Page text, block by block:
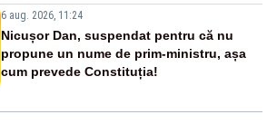
6 aug. 2026, 11:24
Nicușor Dan, suspendat pentru că nu
propune un nume de prim-ministru, așa
cum prevede Constituția!